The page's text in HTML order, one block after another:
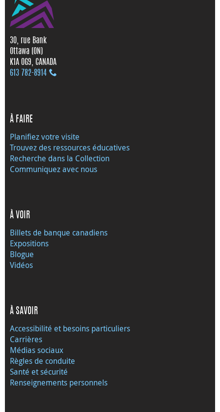
30, rue Bank
Ottawa (ON)
K1A 0G9, CANADA
613 782‑8914
À FAIRE
Planifiez votre visite
Trouvez des ressources éducatives
Recherche dans la Collection
Communiquez avec nous
À VOIR
Billets de banque canadiens
Expositions
Blogue
Vidéos
À SAVOIR
Accessibilité et besoins particuliers
Carrières
Médias sociaux
Règles de conduite
Santé et sécurité
Renseignements personnels